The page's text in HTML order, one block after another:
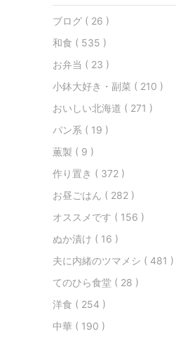
ブログ ( 26 )
和食 ( 535 )
お弁当 ( 23 )
小鉢大好き・副菜 ( 210 )
おいしい北海道 ( 271 )
パン系 ( 19 )
薫製 ( 9 )
作り置き ( 372 )
お昼ごはん ( 282 )
オススメです ( 156 )
ぬか漬け ( 16 )
夫に内緒のツマメシ ( 481 )
てのひら食堂 ( 28 )
洋食 ( 254 )
中華 ( 190 )